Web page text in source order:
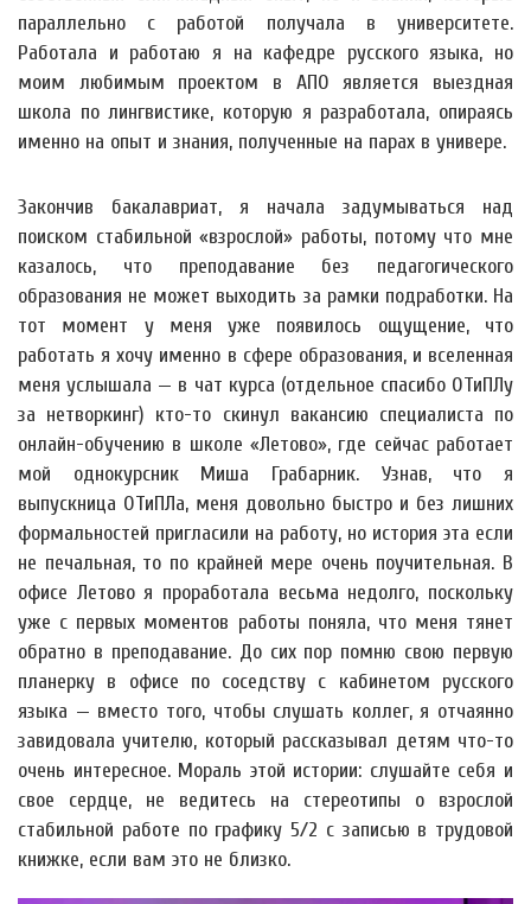
параллельно с работой получала в университете.
Работала и работаю я на кафедре русского языка, но
моим любимым проектом в АПО является выездная
школа по лингвистике, которую я разработала, опираясь
именно на опыт и знания, полученные на парах в универе.
Закончив бакалавриат, я начала задумываться над
поиском стабильной «взрослой» работы, потому что мне
казалось, что преподавание без педагогического
образования не может выходить за рамки подработки. На
тот момент у меня уже появилось ощущение, что
работать я хочу именно в сфере образования, и вселенная
меня услышала — в чат курса (отдельное спасибо ОТиПЛу
за нетворкинг) кто-то скинул вакансию специалиста по
онлайн-обучению в школе «Летово», где сейчас работает
мой однокурсник Миша Грабарник. Узнав, что я
выпускница ОТиПЛа, меня довольно быстро и без лишних
формальностей пригласили на работу, но история эта если
не печальная, то по крайней мере очень поучительная. В
офисе Летово я проработала весьма недолго, поскольку
уже с первых моментов работы поняла, что меня тянет
обратно в преподавание. До сих пор помню свою первую
планерку в офисе по соседству с кабинетом русского
языка — вместо того, чтобы слушать коллег, я отчаянно
завидовала учителю, который рассказывал детям что-то
очень интересное. Мораль этой истории: слушайте себя и
свое сердце, не ведитесь на стереотипы о взрослой
стабильной работе по графику 5/2 с записью в трудовой
книжке, если вам это не близко.